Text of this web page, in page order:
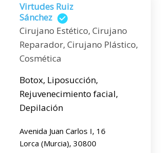
Virtudes Ruiz
Sánchez
Cirujano Estético, Cirujano
Reparador, Cirujano Plástico,
Cosmética
Botox, Liposucción,
Rejuvenecimiento facial,
Depilación
Avenida Juan Carlos I, 16
Lorca (Murcia), 30800